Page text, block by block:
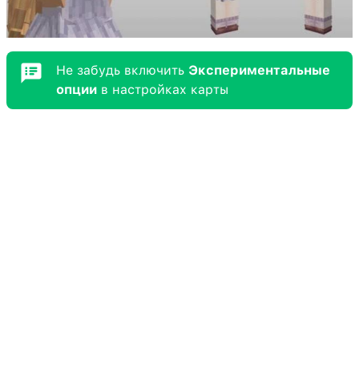
Не забудь включить Экспериментальные
опции в настройках карты